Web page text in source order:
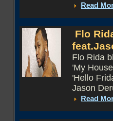
Read
Flo
Flo Rida
'My
'Hello
Jason
Read